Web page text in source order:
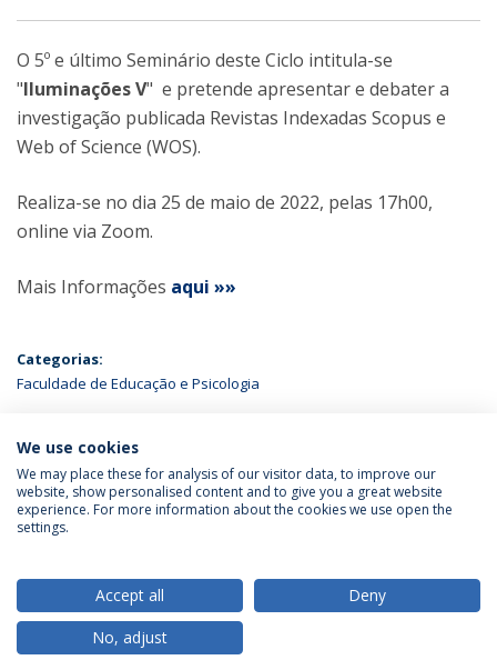
O 5º e último Seminário deste Ciclo intitula-se
"Iluminações V" e pretende apresentar e debater a
investigação publicada Revistas Indexadas Scopus e
Web of Science (WOS).
Realiza-se no dia 25 de maio de 2022, pelas 17h00,
online via Zoom.
Mais Informações aqui »»
Categorias:
Faculdade de Educação e Psicologia
ÚLTIMAS NOTÍCIAS
Política de Privacidade
Termos & Condições
© 2026 Universidade Católica Portuguesa
We use cookies
We may place these for analysis of our visitor data, to improve our
website, show personalised content and to give you a great website
experience. For more information about the cookies we use open the
settings.
Accept all
Deny
No, adjust